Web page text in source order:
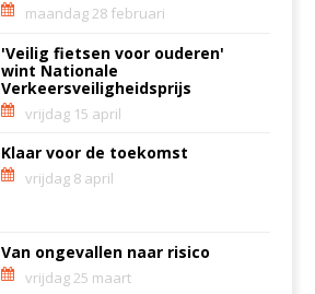
maandag 28 februari
'Veilig fietsen voor ouderen'
wint Nationale
Verkeersveiligheidsprijs
vrijdag 15 april
Klaar voor de toekomst
vrijdag 8 april
Van ongevallen naar risico
vrijdag 25 maart